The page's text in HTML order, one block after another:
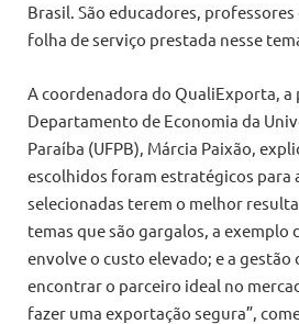
Brasil. São educadores, professores
folha de serviço prestada nesse
A coordenadora do QualiExporta, a
Departamento de Economia da
Paraíba (UFPB), Márcia Paixão,
escolhidos foram estratégicos para
selecionadas terem o melhor
temas que são gargalos, a exemplo
envolve o custo elevado; e a gestão
encontrar o parceiro ideal no
fazer uma exportação segura”,